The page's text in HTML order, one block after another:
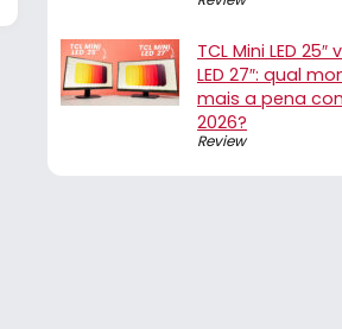
TCL Mini LED 25″
LED 27″: qual
mais a pena
2026?
Review